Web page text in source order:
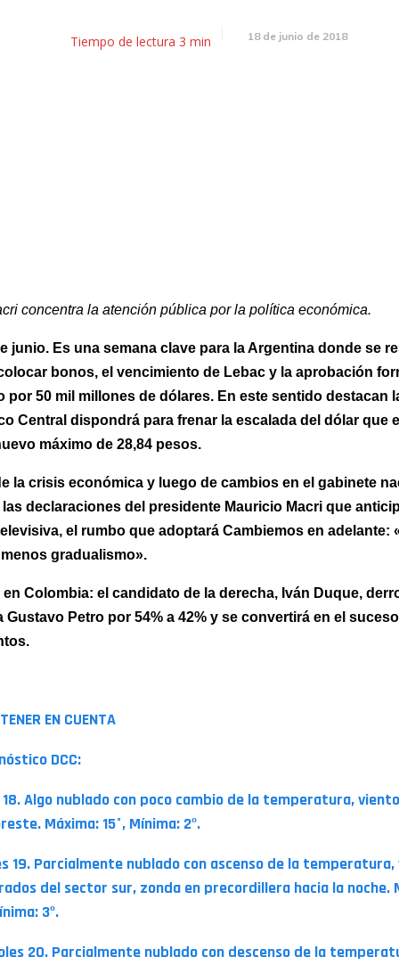
Tiempo de lectura 3 min 18 de junio de 2018
concentra la atención pública por la política económica.
junio. Es una semana clave para la Argentina donde se
bonos, el vencimiento de Lebac y la aprobación
por 50 mil millones de dólares. En este sentido destacan
Central dispondrá para frenar la escalada del dólar que
máximo de 28,84 pesos.
la crisis económica y luego de cambios en el gabinete
declaraciones del presidente Mauricio Macri que
el rumbo que adoptará Cambiemos en adelante:
gradualismo».
Colombia: el candidato de la derecha, Iván Duque,
Gustavo Petro por 54% a 42% y se convertirá en el
EN CUENTA
DCC:
18. Algo nublado con poco cambio de la temperatura,
Máxima: 15°, Mínima: 2º.
19. Parcialmente nublado con ascenso de la
del sector sur, zonda en precordillera hacia la noche.
3º.
20. Parcialmente nublado con descenso de la